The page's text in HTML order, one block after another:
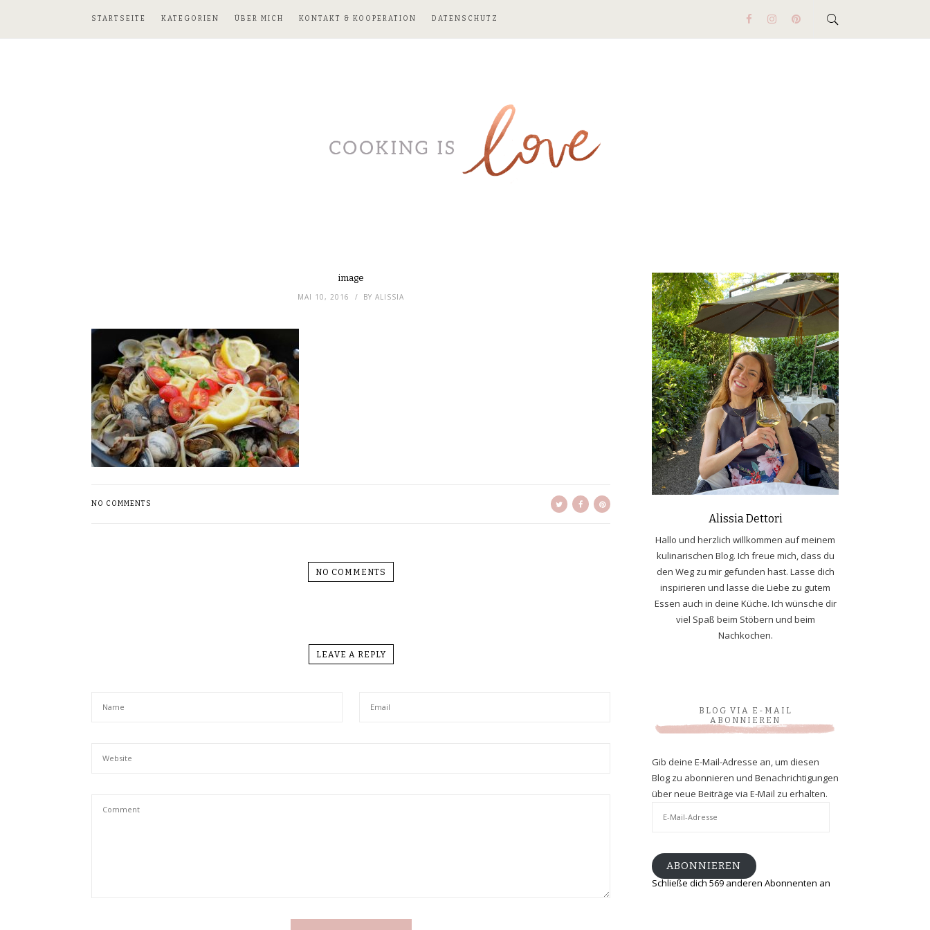
STARTSEITE KATEGORIEN ÜBER MICH KONTAKT & KOOPERATION DATENSCHUTZ
image
MAI 10, 2016 BY ALISSIA
NO COMMENTS
NO COMMENTS
LEAVE A REPLY
Alissia Dettori
Hallo und herzlich willkommen auf meinem
kulinarischen Blog. Ich freue mich, dass du
den Weg zu mir gefunden hast. Lasse dich
inspirieren und lasse die Liebe zu gutem
Essen auch in deine Küche. Ich wünsche dir
viel Spaß beim Stöbern und beim
Nachkochen.
BLOG VIA E-MAIL
ABONNIEREN
Gib deine E-Mail-Adresse an, um diesen
Blog zu abonnieren und Benachrichtigungen
über neue Beiträge via E-Mail zu erhalten.
ABONNIEREN
Schließe dich 569 anderen Abonnenten an